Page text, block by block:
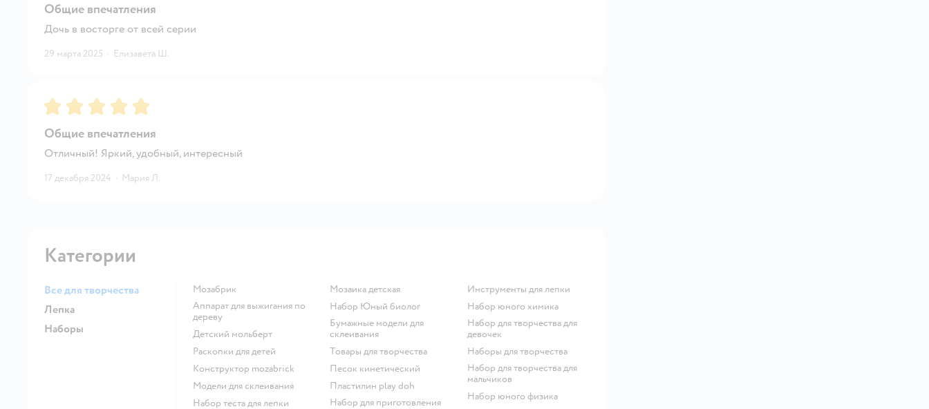
Общие впечатления
Дочь в восторге от всей серии
29 марта 2025 · Елизавета Ш.
Рейтинг:5
Общие впечатления
Отличный! Яркий, удобный, интересный
17 декабря 2024 · Мария Л.
Категории
Все для творчества
Лепка
Наборы
Мозабрик
Аппарат для выжигания по
дереву
Детский мольберт
Раскопки для детей
Конструктор mozabrick
Модели для склеивания
Набор теста для лепки
Мозаика детская
набор Юный биолог
Бумажные модели для
склеивания
Товары для творчества
Песок кинетический
Пластилин play doh
Набор для приготовления
Инструменты для лепки
Набор юного химика
Набор для творчества для
девочек
Наборы для творчества
Набор для творчества для
мальчиков
Набор юного физика